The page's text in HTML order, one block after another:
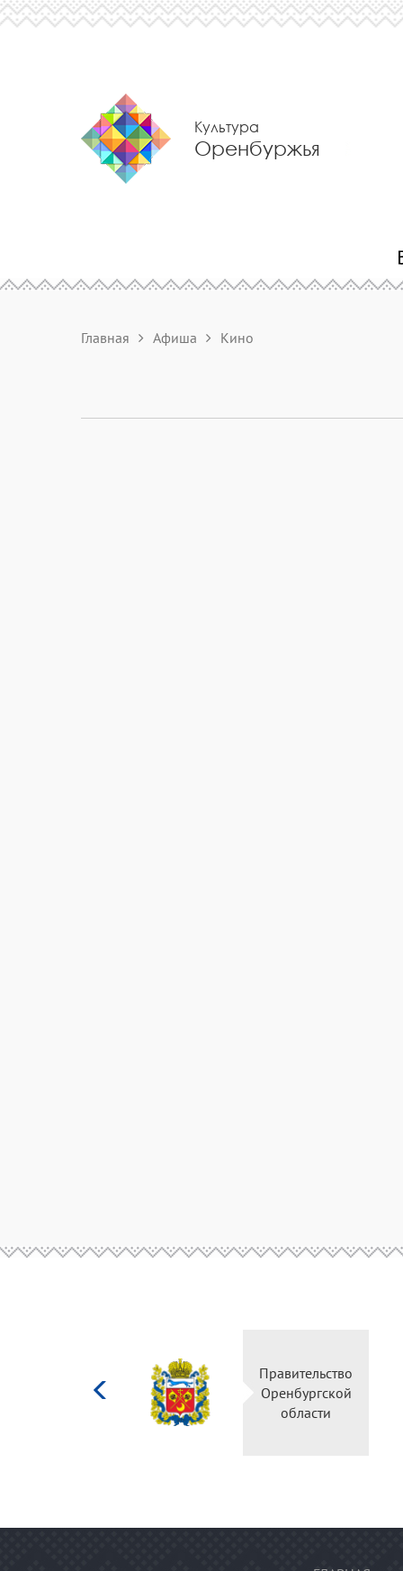
Культура
Оренбуржья
Главная Афиша Кино
культуры
Российской
Правительство
Оренбургской
области